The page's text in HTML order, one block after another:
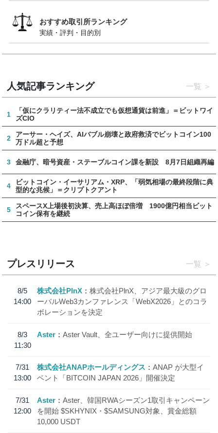
おすすめ取引所ランキング
実績・評判・目的別
人気記事ランキング 一覧
1
「仮にクラリティー法不成立でも仮想通貨は前進」＝ビットワイ
ズCIO
2
アーサー・ヘイズ、AIバブル崩壊と政府救済でビットコイン100
万ドル超と予想
3 金融庁、暗号資産・ステーブルコイン課を新設 8月7日組織再編
4
ビットコイン・イーサリアム・XRP、「弱気相場の最終段階に典
型的な兆候」＝クリプトクアント
5
スペースX上場後初決算、売上高ほぼ倍増 1900億円相当ビット
コイン保有を継続
プレスリリース 一覧
8/5
14:00
株式会社PlnX
株式会社PlnX、アジア最大級のグロ
ーバルWeb3カンファレンス「WebX2026」とのコラ
ボレーションを決定
8/3
11:30
Aster Aster Vault、全ユーザー向けに提供開始
7/31
13:00
株式会社ANAPホールディングス
ANAP が大型イ
ベント「BITCOIN JAPAN 2026」開催決定
7/31
12:00
Aster
Aster、韓国RWAシーズン1取引キャンペーン
を開始 $SKHYNIX・$SAMSUNG対象、賞金総額
10,000 USDT